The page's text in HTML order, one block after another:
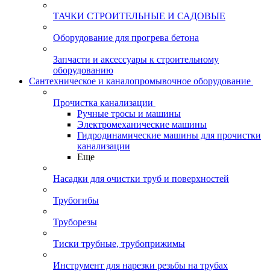
ТАЧКИ СТРОИТЕЛЬНЫЕ И САДОВЫЕ
Оборудование для прогрева бетона
Запчасти и аксессуары к строительному
оборудованию
Сантехническое и каналопромывочное оборудование
Прочистка канализации
Ручные тросы и машины
Электромеханические машины
Гидродинамические машины для прочистки
канализации
Еще
Насадки для очистки труб и поверхностей
Трубогибы
Труборезы
Тиски трубные, трубоприжимы
Инструмент для нарезки резьбы на трубах